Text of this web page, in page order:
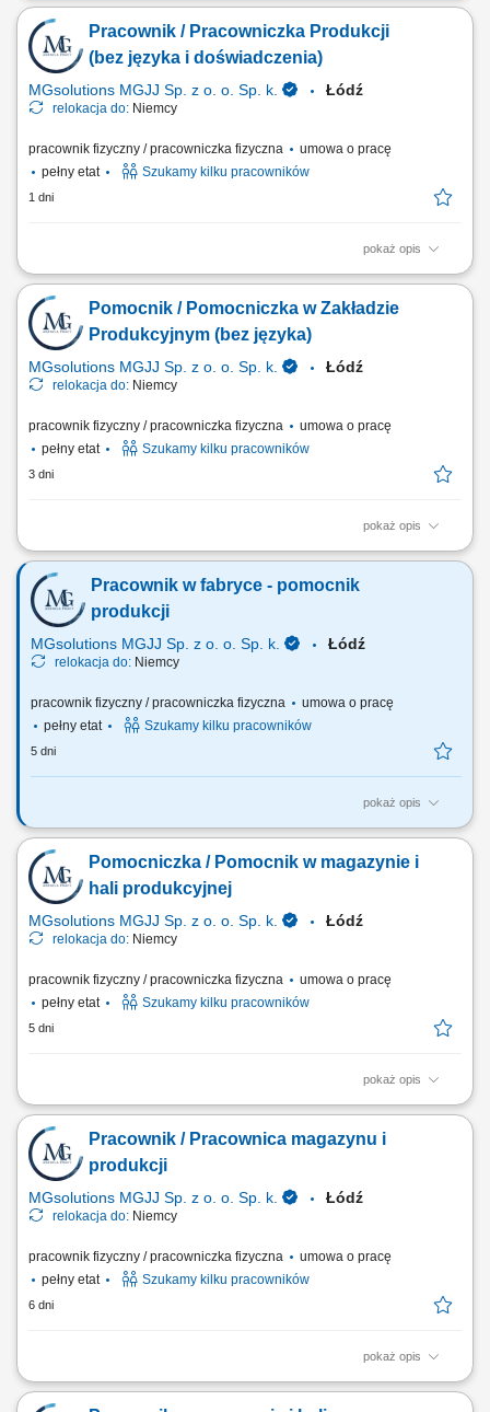
Pracownik / Pracowniczka Produkcji
(bez języka i doświadczenia)
MGsolutions MGJJ Sp. z o. o. Sp. k. Łódź
relokacja do: Niemcy
pracownik fizyczny / pracowniczka fizyczna
umowa o pracę
pełny etat
Szukamy kilku pracowników
1 dni
pokaż opis
Opis stanowiska: Realizowanie lekkich czynności pomocniczych przy
wytwarzaniu podzespołów dla sektora samochodowego; Układanie,
zabezpieczanie oraz pakowanie asortymentu zgodnie z instrukcją
wysyłkową; Pomocnicza obsługa maszyn i stanowisk produkcyjnych w
nowoczesnym zakładzie; Dbanie o...
Pomocnik / Pomocniczka w Zakładzie
Produkcyjnym (bez języka)
MGsolutions MGJJ Sp. z o. o. Sp. k. Łódź
relokacja do: Niemcy
pracownik fizyczny / pracowniczka fizyczna
umowa o pracę
pełny etat
Szukamy kilku pracowników
3 dni
pokaż opis
Opis stanowiska Wykonywanie podstawowych, niewymagających
trudnego wdrożenia zadań przy montażu i obróbce komponentów
motoryzacyjnych; Sprawne przygotowywanie gotowych elementów do
wysyłki, w tym ich bezpieczne pakowanie i etykietowanie; Wsparcie
bieżących procesów wytwórczych na...
Pracownik w fabryce - pomocnik
produkcji
MGsolutions MGJJ Sp. z o. o. Sp. k. Łódź
relokacja do: Niemcy
pracownik fizyczny / pracowniczka fizyczna
umowa o pracę
pełny etat
Szukamy kilku pracowników
5 dni
pokaż opis
Opis stanowiska Proste prace produkcyjne w fabryce części dla branży
samochodowej nie wymagające znajomości języka ani doświadczenia
Pakowanie towaru; Inne prace pomocnicze;
Pomocniczka / Pomocnik w magazynie i
hali produkcyjnej
MGsolutions MGJJ Sp. z o. o. Sp. k. Łódź
relokacja do: Niemcy
pracownik fizyczny / pracowniczka fizyczna
umowa o pracę
pełny etat
Szukamy kilku pracowników
5 dni
pokaż opis
Zakres obowiązków: Realizacja prostych czynności pomocniczych w
hali lub magazynie; Pakowanie wyrobów i składanie towarów; Bieżąca
kontrola jakości; Pomoc przy standardowych pracach zakładowych;
Pracownik / Pracownica magazynu i
produkcji
MGsolutions MGJJ Sp. z o. o. Sp. k. Łódź
relokacja do: Niemcy
pracownik fizyczny / pracowniczka fizyczna
umowa o pracę
pełny etat
Szukamy kilku pracowników
6 dni
pokaż opis
Zakres obowiązków: Wykonywanie prostych i powtarzalnych prac
pomocniczych; Pakowanie, sortowanie i układanie towaru; Wstępna